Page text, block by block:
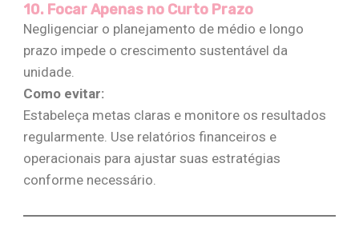
10. Focar Apenas no Curto Prazo
Negligenciar o planejamento de médio e longo
prazo impede o crescimento sustentável da
unidade.
Como evitar:
Estabeleça metas claras e monitore os resultados
regularmente. Use relatórios financeiros e
operacionais para ajustar suas estratégias
conforme necessário​​.